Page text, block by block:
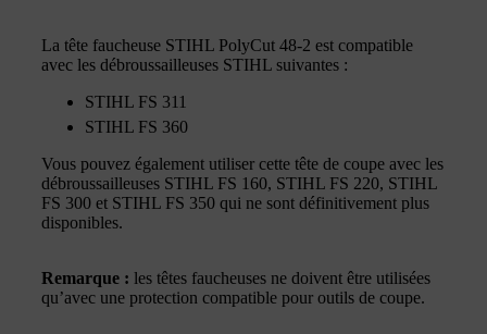
La tête faucheuse STIHL PolyCut 48-2 est compatible
avec les débroussailleuses STIHL suivantes :
STIHL FS 311
STIHL FS 360
Vous pouvez également utiliser cette tête de coupe avec les
débroussailleuses STIHL FS 160, STIHL FS 220, STIHL
FS 300 et STIHL FS 350 qui ne sont définitivement plus
disponibles.
Remarque : les têtes faucheuses ne doivent être utilisées
qu’avec une protection compatible pour outils de coupe.